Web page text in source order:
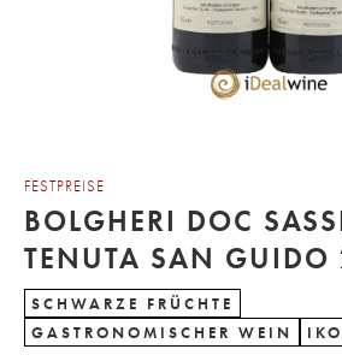
FESTPREISE
BOLGHERI DOC
SCHWARZE FRÜCHTE
GASTRONOMISCHER WEIN